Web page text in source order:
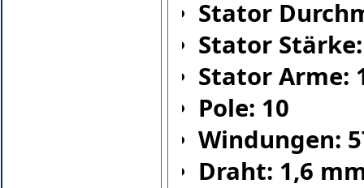
Stator
Stator
Stator Arme:
Pole: 10
Windungen:
Draht: 1,6